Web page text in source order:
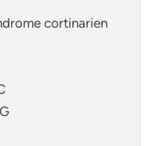
cortinarien